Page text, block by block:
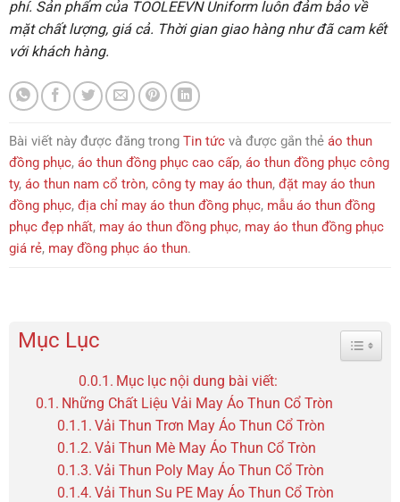
phí. Sản phẩm của TOOLEEVN Uniformluôn đảm bảo về
mặt chất lượng, giá cả. Thời gian giao hàng như đã cam kết
với khách hàng.
Bài viết này được đăng trong Tin tức và được gắn thẻ áo thun
đồng phục, áo thun đồng phục cao cấp, áo thun đồng phục công
ty, áo thun nam cổ tròn, công ty may áo thun, đặt may áo thun
đồng phục, địa chỉ may áo thun đồng phục, mẫu áo thun đồng
phục đẹp nhất, may áo thun đồng phục, may áo thun đồng phục
giá rẻ, may đồng phục áo thun.
Mục Lục Toggle
Mục lục nội dung bài viết:
Những Chất Liệu Vải May Áo Thun Cổ Tròn
Vải Thun Trơn May Áo Thun Cổ Tròn
Vải Thun Mè May Áo Thun Cổ Tròn
Vải Thun Poly May Áo Thun Cổ Tròn
Vải Thun Su PE May Áo Thun Cổ Tròn